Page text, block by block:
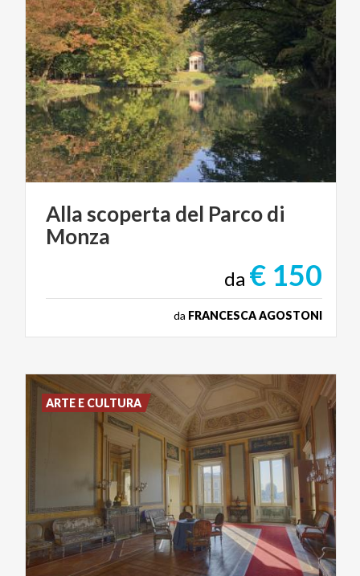
Alla scoperta del Parcodi
Monza
da € 150
da FRANCESCA AGOSTONI
ARTE E CULTURA